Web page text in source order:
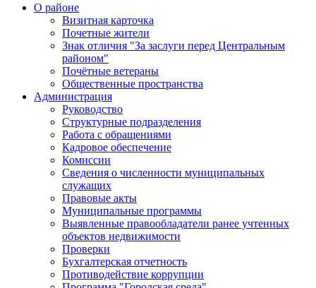
О районе
Визитная карточка
Почетные жители
Знак отличия "За заслуги перед Центральным
районом"
Почётные ветераны
Общественные пространства
Администрация
Руководство
Структурные подразделения
Работа с обращениями
Кадровое обеспечение
Комиссии
Сведения о численности муниципальных
служащих
Правовые акты
Муниципальные программы
Выявленные правообладатели ранее учтенных
объектов недвижимости
Проверки
Бухгалтерская отчетность
Противодействие коррупции